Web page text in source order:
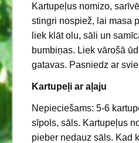
Kartupeļus nomizo,
stingri nospiež, lai masa
liek klāt olu, sāli un
bumbiņas. Liek vārošā
gatavas. Pasniedz ar
Kartupeļi ar aļaju
Nepieciešams: 5-6
sīpols, sāls. Kartupeļus
pieber nedauz sāls. Kad